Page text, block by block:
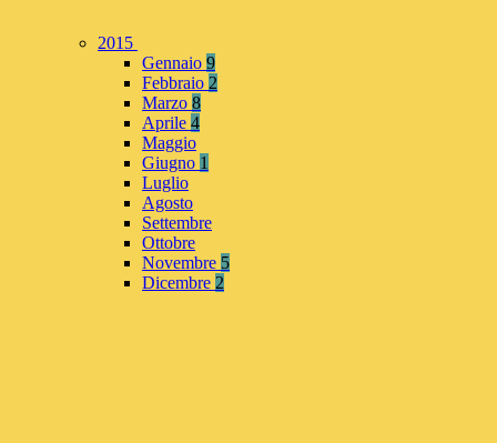
2015
Gennaio 9
Febbraio 2
Marzo 8
Aprile 4
Maggio
Giugno 1
Luglio
Agosto
Settembre
Ottobre
Novembre 5
Dicembre 2